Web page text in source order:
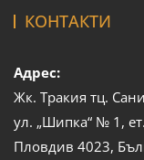
КОНТАКТИ
Адрес:
Жк. Тракия тц. Сани
ул. „Шипка“ № 1,
Пловдив 4023,